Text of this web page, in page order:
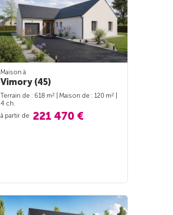
Maison à
Vimory (45)
Terrain de : 618 m2 | Maison de : 120 m2
4 ch.
à partir de 221 470 €